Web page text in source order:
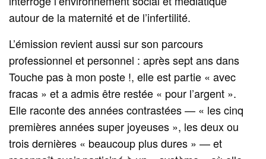
autour de la maternité et de l’infertilité.
L’émission revient aussi sur son parcours
professionnel et personnel : après sept ans dans
Touche pas à mon poste !, elle est partie « avec
fracas » et a admis être restée « pour l’argent ».
Elle raconte des années contrastées — « les cinq
premières années super joyeuses », les deux ou
trois dernières « beaucoup plus dures » — et